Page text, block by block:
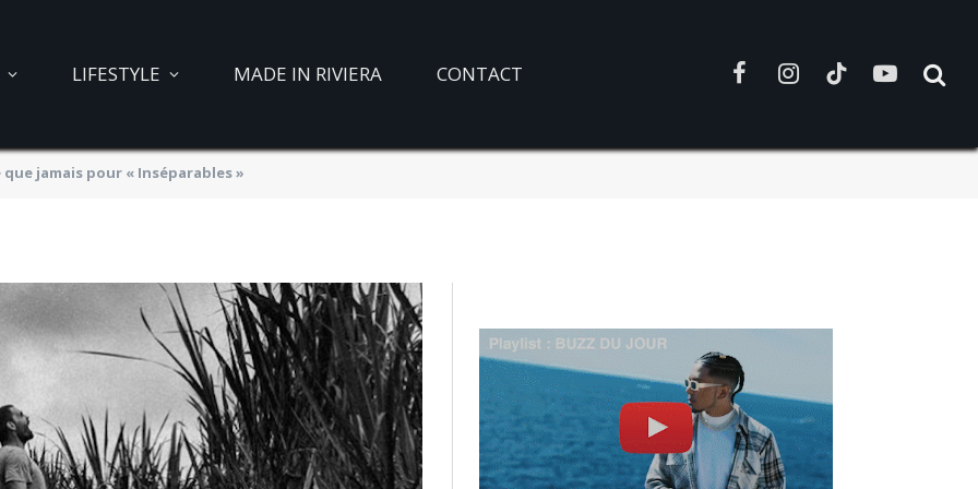
LIFESTYLE MADE IN RIVIERA CONTACT FacebookInstagramTikTokYouTube
que jamais pour « Inséparables »
poétique que